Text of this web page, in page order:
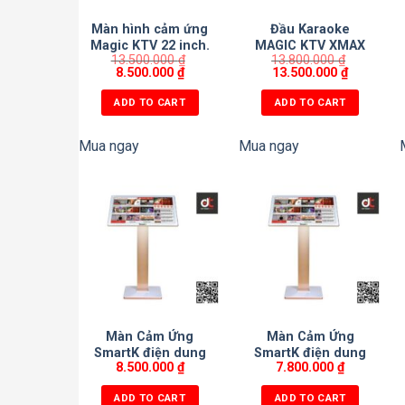
Màn hình cảm ứng
Magic KTV 22 inch.
13.500.000₫
8.500.000 ₫
ADD TO CART
Mua ngay
Đầu Karaoke
MAGIC KTV XMAX
4TB
13.800.000₫
13.500.000₫
ADD TO CART
Mua ngay
Màn Cảm Ứng
SmartK điện dung
22″ LED RGB
8.500.000 ₫
ADD TO CART
Màn Cảm Ứng
SmartK điện dung
22 inch
7.800.000₫
ADD TO CART